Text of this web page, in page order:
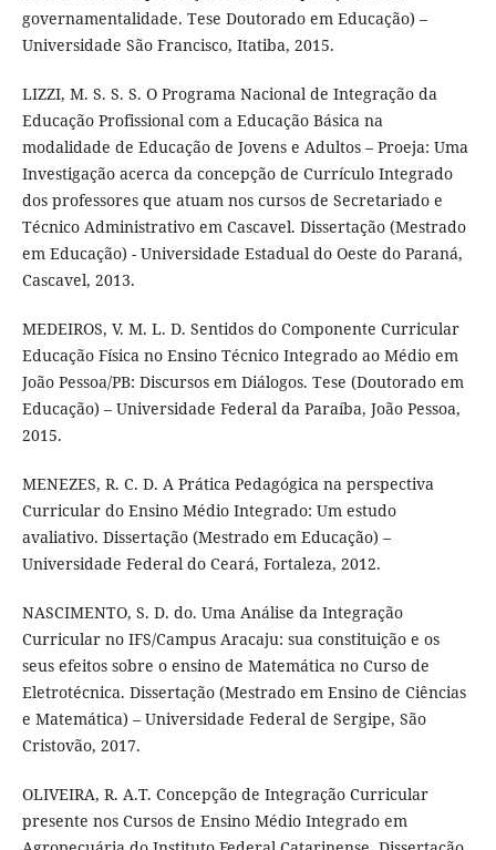
governamentalidade. Tese Doutorado em Educação) –
Universidade São Francisco, Itatiba, 2015.
LIZZI, M. S. S. S. O Programa Nacional de Integração da
Educação Profissional com a Educação Básica na
modalidade de Educação de Jovens e Adultos – Proeja: Uma
Investigação acerca da concepção de Currículo Integrado
dos professores que atuam nos cursos de Secretariado e
Técnico Administrativo em Cascavel. Dissertação (Mestrado
em Educação) - Universidade Estadual do Oeste do Paraná,
Cascavel, 2013.
MEDEIROS, V. M. L. D. Sentidos do Componente Curricular
Educação Física no Ensino Técnico Integrado ao Médio em
João Pessoa/PB: Discursos em Diálogos. Tese (Doutorado em
Educação) – Universidade Federal da Paraíba, João Pessoa,
2015.
MENEZES, R. C. D. A Prática Pedagógica na perspectiva
Curricular do Ensino Médio Integrado: Um estudo
avaliativo. Dissertação (Mestrado em Educação) –
Universidade Federal do Ceará, Fortaleza, 2012.
NASCIMENTO, S. D. do. Uma Análise da Integração
Curricular no IFS/Campus Aracaju: sua constituição e os
seus efeitos sobre o ensino de Matemática no Curso de
Eletrotécnica. Dissertação (Mestrado em Ensino de Ciências
e Matemática) – Universidade Federal de Sergipe, São
Cristovão, 2017.
OLIVEIRA, R. A.T. Concepção de Integração Curricular
presente nos Cursos de Ensino Médio Integrado em